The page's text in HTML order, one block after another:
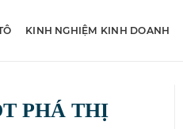
KINH NGHIỆM KINH DOANH
PHÁ THỊ